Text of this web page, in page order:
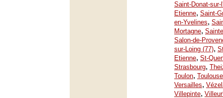
Saint-Donat-sur-
Etienne, Saint-
en-Yvelines,
Mortagne,
Salon-de-
sur-Loing (77),
Etienne, St-
Strasbourg,
Toulon, Toulouse
Versailles,
Villepinte,